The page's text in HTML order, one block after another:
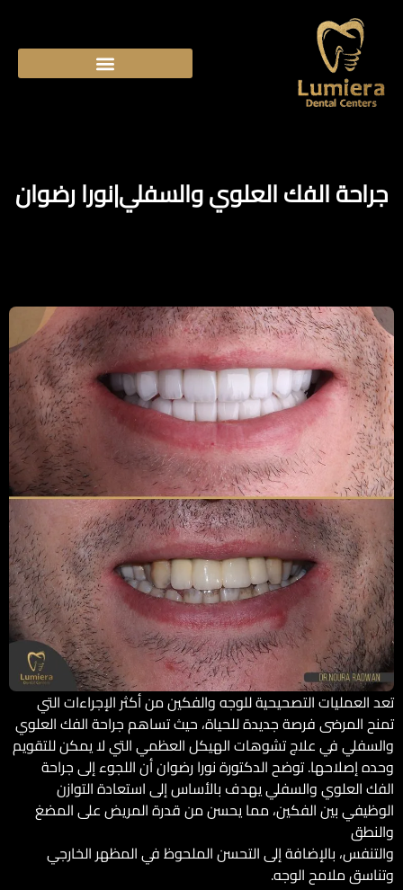
جراحة الفك العلوي والسفلي|نورا رضوان
تعد العمليات التصحيحية للوجه والفكين من أكثر الإجراءات التي
تمنح المرضى فرصة جديدة للحياة، حيث تساهم جراحة الفك العلوي
والسفلي في علاج تشوهات الهيكل العظمي التي لا يمكن للتقويم
وحده إصلاحها. توضح الدكتورة نورا رضوان أن اللجوء إلى جراحة
الفك العلوي والسفلي يهدف بالأساس إلى استعادة التوازن
الوظيفي بين الفكين، مما يحسن من قدرة المريض على المضغ
والنطق
والتنفس، بالإضافة إلى التحسن الملحوظ في المظهر الخارجي
وتناسق ملامح الوجه.